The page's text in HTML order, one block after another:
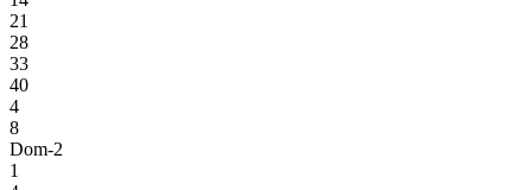
21
28
33
40
4
8
Dom-2
1